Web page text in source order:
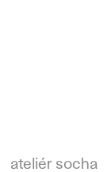
ateliér socha